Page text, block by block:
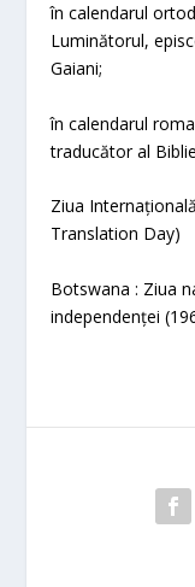
în calendarul
Luminătorul,
Gaiani;
în calendarul
traducător al
Ziua
Translation Day)
Botswana : Ziua
independenței